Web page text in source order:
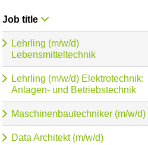
Job title
Lehrling (m/w/d)
Lebensmitteltechnik
Lehrling (m/w/d) Elektrotechnik:
Anlagen- und Betriebstechnik
Maschinenbautechniker (m/w/d)
Data Architekt (m/w/d)